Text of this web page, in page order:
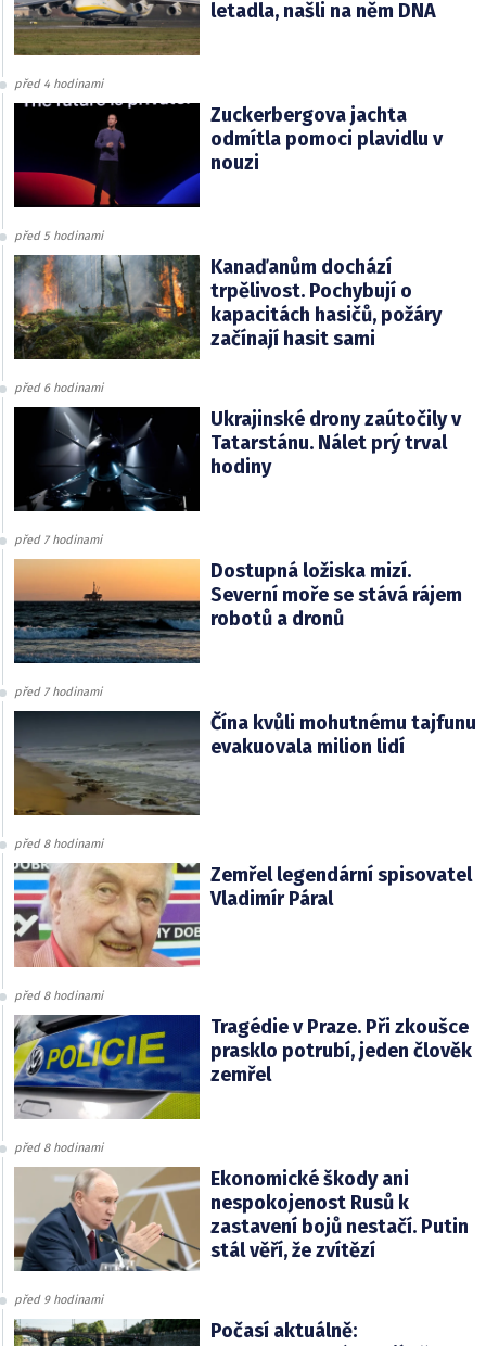
letadla, našli na něm DNA
před 4 hodinami
Zuckerbergova jachta
odmítla pomoci plavidlu v
nouzi
před 5 hodinami
Kanaďanům dochází
trpělivost. Pochybují o
kapacitách hasičů, požáry
začínají hasit sami
před 6 hodinami
Ukrajinské drony zaútočily v
Tatarstánu. Nálet prý trval
hodiny
před 7 hodinami
Dostupná ložiska mizí.
Severní moře se stává rájem
robotů a dronů
před 7 hodinami
Čína kvůli mohutnému tajfunu
evakuovala milion lidí
před 8 hodinami
Zemřel legendární spisovatel
Vladimír Páral
před 8 hodinami
Tragédie v Praze. Při zkoušce
prasklo potrubí, jeden člověk
zemřel
před 8 hodinami
Ekonomické škody ani
nespokojenost Rusů k
zastavení bojů nestačí. Putin
stál věří, že zvítězí
před 9 hodinami
Počasí aktuálně: